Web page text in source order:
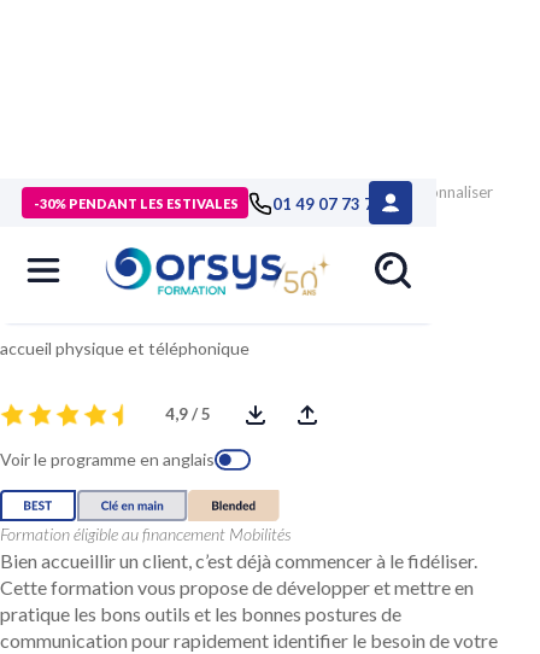
-30% PENDANT LES ESTIVALES 01 49 07 73 73
> Formations>Compétences métiers
Formation Professionnaliser
son accueil client
Professionnaliser son accueil client
accueil physique et téléphonique
4,9 / 5
Voir le programme en anglais
Formation éligible au financement Mobilités
Bien accueillir un client, c’est déjà commencer à le fidéliser.
Cette formation vous propose de développer et mettre en
pratique les bons outils et les bonnes postures de
communication pour rapidement identifier le besoin de votre